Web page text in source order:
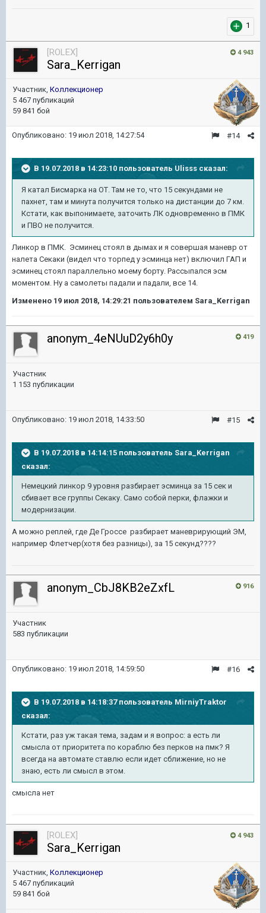
1
4 943
[ROLEX]
Sara_Kerrigan
Участник, Коллекционер
5 467 публикаций
59 841 бой
#14
Опубликовано: 19 июл 2018, 14:27:54
В 19.07.2018 в 14:23:10 пользователь Ulisss сказал:
Я катал Бисмарка на ОТ. Там не то, что 15 секундами не
пахнет, там и минута получится только на дистанции до 7 км.
Кстати, как выпонимаете, заточить ЛК одновременно в ПМК
и ПВО не получится.
Линкор в ПМК. Эсминец стоял в дымах и я совершая маневр от
налета Секаки (видел что торпед у эсминца нет) включил ГАП и
эсминец стоял параллельно моему борту. Рассыпался эсм
моментом. Ну а самолеты падали и падали, все 14.
Изменено 19 июл 2018, 14:29:21 пользователем Sara_Kerrigan
419
anonym_4eNUuD2y6h0y
Участник
1 153 публикации
#15
Опубликовано: 19 июл 2018, 14:33:50
В 19.07.2018 в 14:14:15 пользователь Sara_Kerrigan
сказал:
Немецкий линкор 9 уровня разбирает эсминца за 15 сек и
сбивает все группы Секаку. Само собой перки, флажки и
модернизации.
А можно реплей, где Де Гроссе разбирает маневрирующий ЭМ,
например Флетчер(хотя без разницы), за 15 секунд????
916
anonym_CbJ8KB2eZxfL
Участник
583 публикации
#16
Опубликовано: 19 июл 2018, 14:59:50
В 19.07.2018 в 14:18:37 пользователь MirniyTraktor
сказал:
Кстати, раз уж такая тема, задам и я вопрос: а есть ли
смысла от приоритета по кораблю без перков на пмк? Я
всегда на автомате ставлю если идет сближение, но не
знаю, есть ли смысл в этом.
смысла нет
4 943
[ROLEX]
Sara_Kerrigan
Участник, Коллекционер
5 467 публикаций
59 841 бой